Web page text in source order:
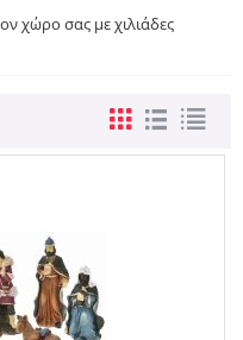
χώρο σας με χιλιάδες